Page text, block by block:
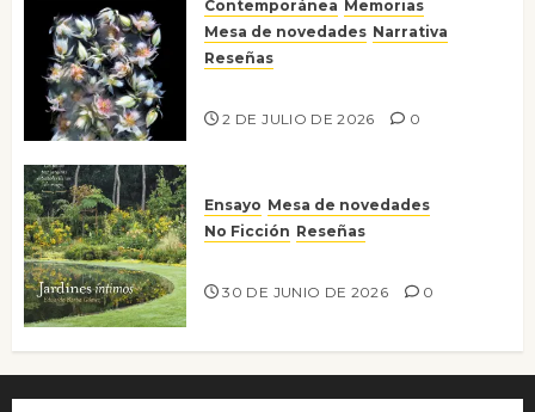
Contemporánea Memorias
Mesa de novedades Narrativa
Reseñas
2 DE JULIO DE 2026 0
Ensayo Mesa de novedades
No Ficción Reseñas
30 DE JUNIO DE 2026 0